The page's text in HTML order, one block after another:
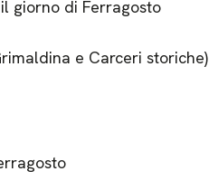
giorno di Ferragosto
e Carceri storiche)